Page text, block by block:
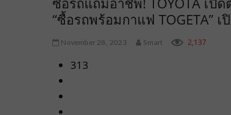
“ซื้อรถพร้อมกาแฟ TOGETA”
November 28, 2023 Smart 2,137
313